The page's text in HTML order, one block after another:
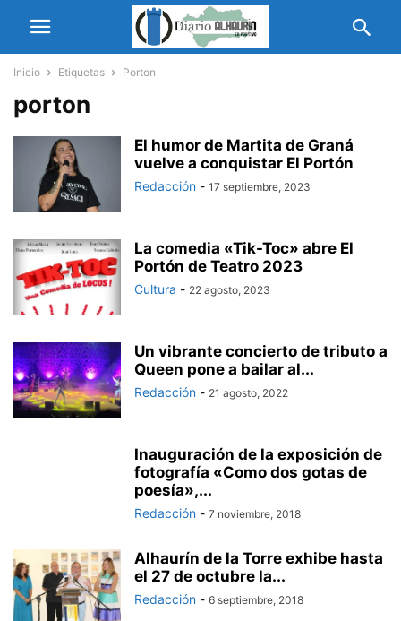
Inicio Etiquetas Porton
porton
El humor de Martita de Graná
vuelve a conquistar El Portón
Redacción - 17 septiembre, 2023
La comedia «Tik-Toc» abre El
Portón de Teatro 2023
Cultura - 22 agosto, 2023
Un vibrante concierto de tributo a
Queen pone a bailar al...
Redacción - 21 agosto, 2022
Inauguración de la exposición de
fotografía «Como dos gotas de
poesía»,...
Redacción - 7 noviembre, 2018
Alhaurín de la Torre exhibe hasta
el 27 de octubre la...
Redacción - 6 septiembre, 2018